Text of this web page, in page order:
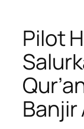
Pilot
Banjir